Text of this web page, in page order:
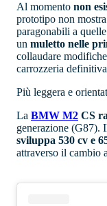
Al momento non
prototipo non
paragonabili a
un muletto nelle
collaudare
carrozzeria
Più leggera e
La BMW M2 CS
generazione (G87).
sviluppa 530 cv e
attraverso il cambio